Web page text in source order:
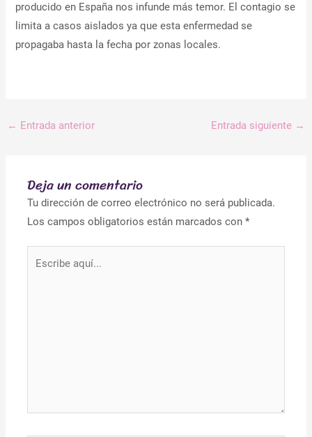
producido en España nos infunde más temor. El contagio se
limita a casos aislados ya que esta enfermedad se
propagaba hasta la fecha por zonas locales.
← Entrada anterior Entrada siguiente →
Deja un comentario
Tu dirección de correo electrónico no será publicada.
Los campos obligatorios están marcados con*